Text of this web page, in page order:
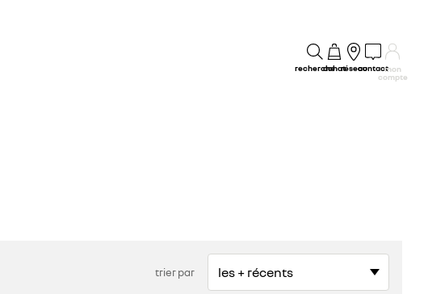
rechercheachatréseaucontactmon
compte
trier par